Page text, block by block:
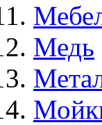
Медь